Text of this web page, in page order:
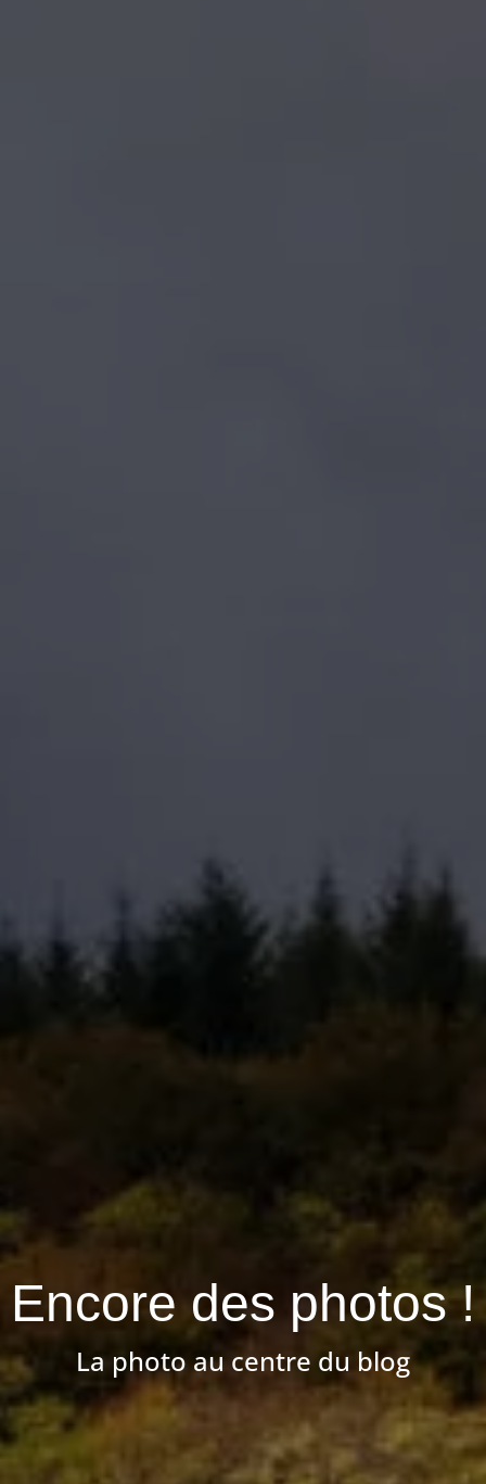
Encore des photos !
La photo au centre du blog